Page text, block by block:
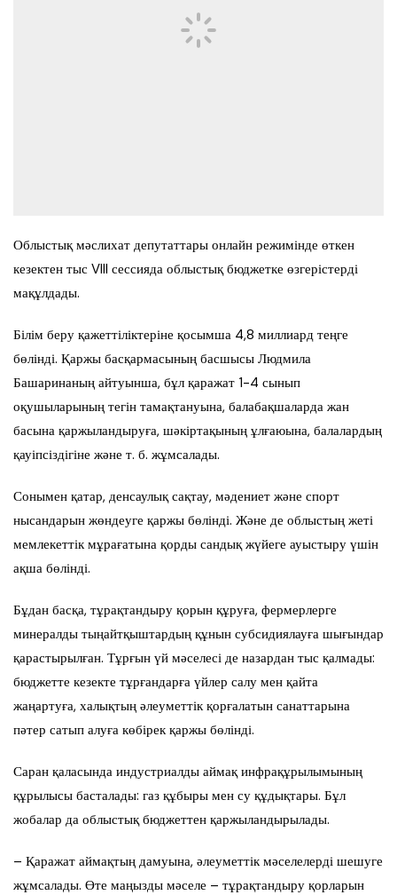
Облыстық мәслихат депутаттары онлайн режимінде өткен
кезектен тыс VIII сессияда облыстық бюджетке өзгерістерді
мақұлдады.
Білім беру қажеттіліктеріне қосымша 4,8 миллиард теңге
бөлінді. Қаржы басқармасының басшысы Людмила
Башаринаның айтуынша, бұл қаражат 1-4 сынып
оқушыларының тегін тамақтануына, балабақшаларда жан
басына қаржыландыруға, шәкіртақының ұлғаюына, балалардың
қауіпсіздігіне және т. б. жұмсалады.
Сонымен қатар, денсаулық сақтау, мәдениет және спорт
нысандарын жөндеуге қаржы бөлінді. Және де облыстың жеті
мемлекеттік мұрағатына қорды сандық жүйеге ауыстыру үшін
ақша бөлінді.
Бұдан басқа, тұрақтандыру қорын құруға, фермерлерге
минералды тыңайтқыштардың құнын субсидиялауға шығындар
қарастырылған. Тұрғын үй мәселесі де назардан тыс қалмады:
бюджетте кезекте тұрғандарға үйлер салу мен қайта
жаңартуға, халықтың әлеуметтік қорғалатын санаттарына
пәтер сатып алуға көбірек қаржы бөлінді.
Саран қаласында индустриалды аймақ инфрақұрылымының
құрылысы басталады: газ құбыры мен су құдықтары. Бұл
жобалар да облыстық бюджеттен қаржыландырылады.
– Қаражат аймақтың дамуына, әлеуметтік мәселелерді шешуге
жұмсалады. Өте маңызды мәселе – тұрақтандыру қорларын